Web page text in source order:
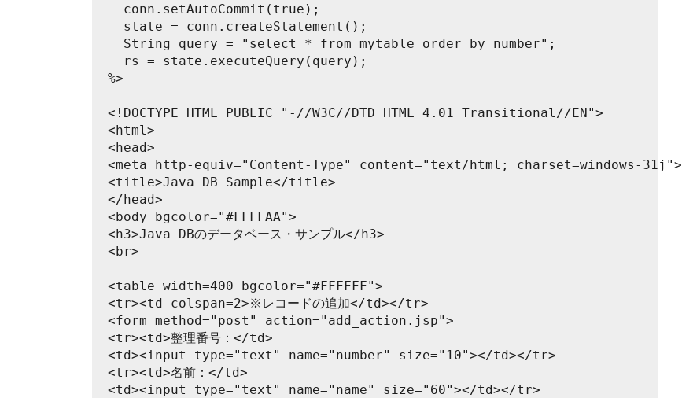
conn.setAutoCommit(true);
state = conn.createStatement();
String query = "select * from mytable order by number";
rs = state.executeQuery(query);
%>
<!DOCTYPE HTML PUBLIC "-//W3C//DTD HTML 4.01 Transitional//EN">
<html>
<head>
<meta http-equiv="Content-Type" content="text/html; charset=windows-31j">
<title>Java DB Sample</title>
</head>
<body bgcolor="#FFFFAA">
<h3>Java DBのデータベース・サンプル</h3>
<br>
<table width=400 bgcolor="#FFFFFF">
<tr><td colspan=2>※レコードの追加</td></tr>
<form method="post" action="add_action.jsp">
<tr><td>整理番号：</td>
<td><input type="text" name="number" size="10"></td></tr>
<tr><td>名前：</td>
<td><input type="text" name="name" size="60"></td></tr>